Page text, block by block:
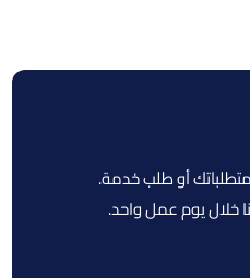
أو طلب خدمة.
خلال يوم عمل واحد.